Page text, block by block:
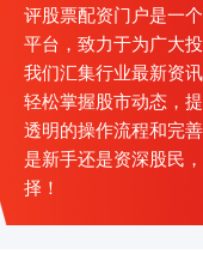
评股票配资门户是一
平台，致力于为广大
我们汇集行业最新资
轻松掌握股市动态，
透明的操作流程和完
是新手还是资深股民
择！